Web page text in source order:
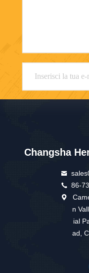
Changsha
86-
n
ial
ad,